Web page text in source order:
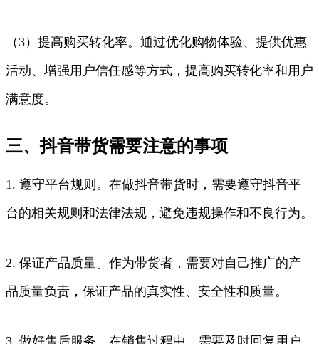
（3）提高购买转化率。通过优化购物体验、提供优惠
活动、增强用户信任感等方式，提高购买转化率和用户
满意度。
三、抖音带货需要注意的事项
1. 遵守平台规则。在做抖音带货时，需要遵守抖音平
台的相关规则和法律法规，避免违规操作和不良行为。
2. 保证产品质量。作为带货者，需要对自己推广的产
品质量负责，保证产品的真实性、安全性和质量。
3. 做好售后服务。在销售过程中，需要及时回复用户